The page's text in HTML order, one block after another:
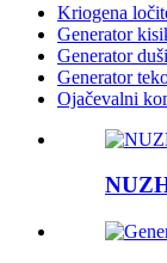
Kriogena
Generator
Generator
Generator
Ojačevalni